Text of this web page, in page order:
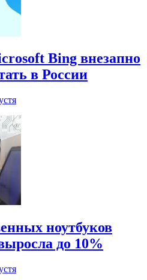
Bing внезапно
в России
ноутбуков
до 10%